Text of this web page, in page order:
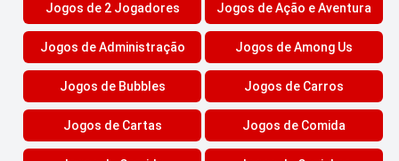
Jogos de 2 Jogadores Jogos de Ação e Aventura
Jogos de Administração Jogos de Among Us
Jogos de Bubbles Jogos de Carros
Jogos de Cartas Jogos de Comida